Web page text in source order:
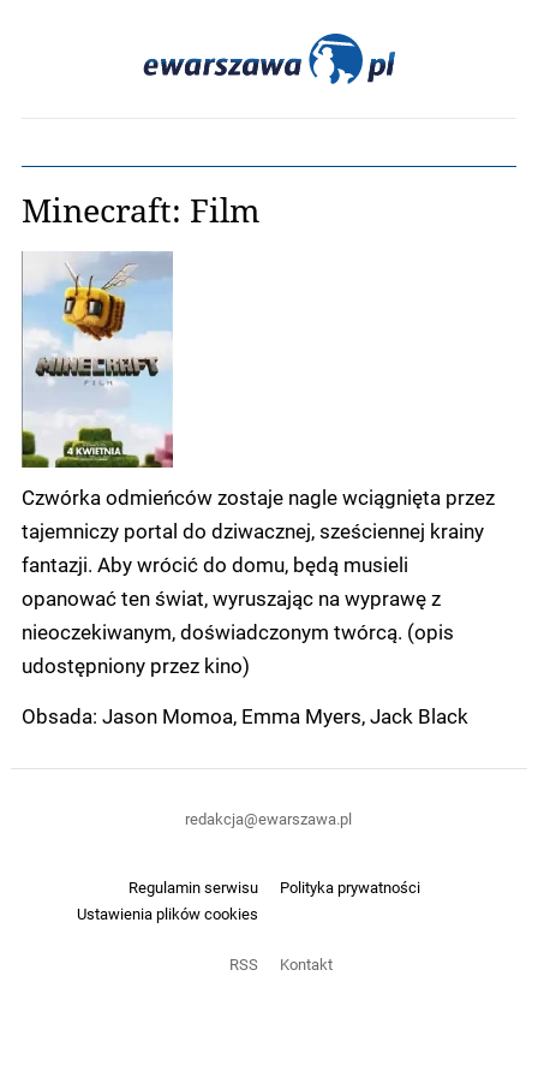
Minecraft: Film
Czwórka odmieńców zostaje nagle wciągnięta przez
tajemniczy portal do dziwacznej, sześciennej krainy
fantazji. Aby wrócić do domu, będą musieli
opanować ten świat, wyruszając na wyprawę z
nieoczekiwanym, doświadczonym twórcą. (opis
udostępniony przez kino)
Obsada: Jason Momoa, Emma Myers, Jack Black
Regulamin serwisu
Polityka prywatności
Ustawienia plików cookies
RSS Kontakt
redakcja@ewarszawa.pl